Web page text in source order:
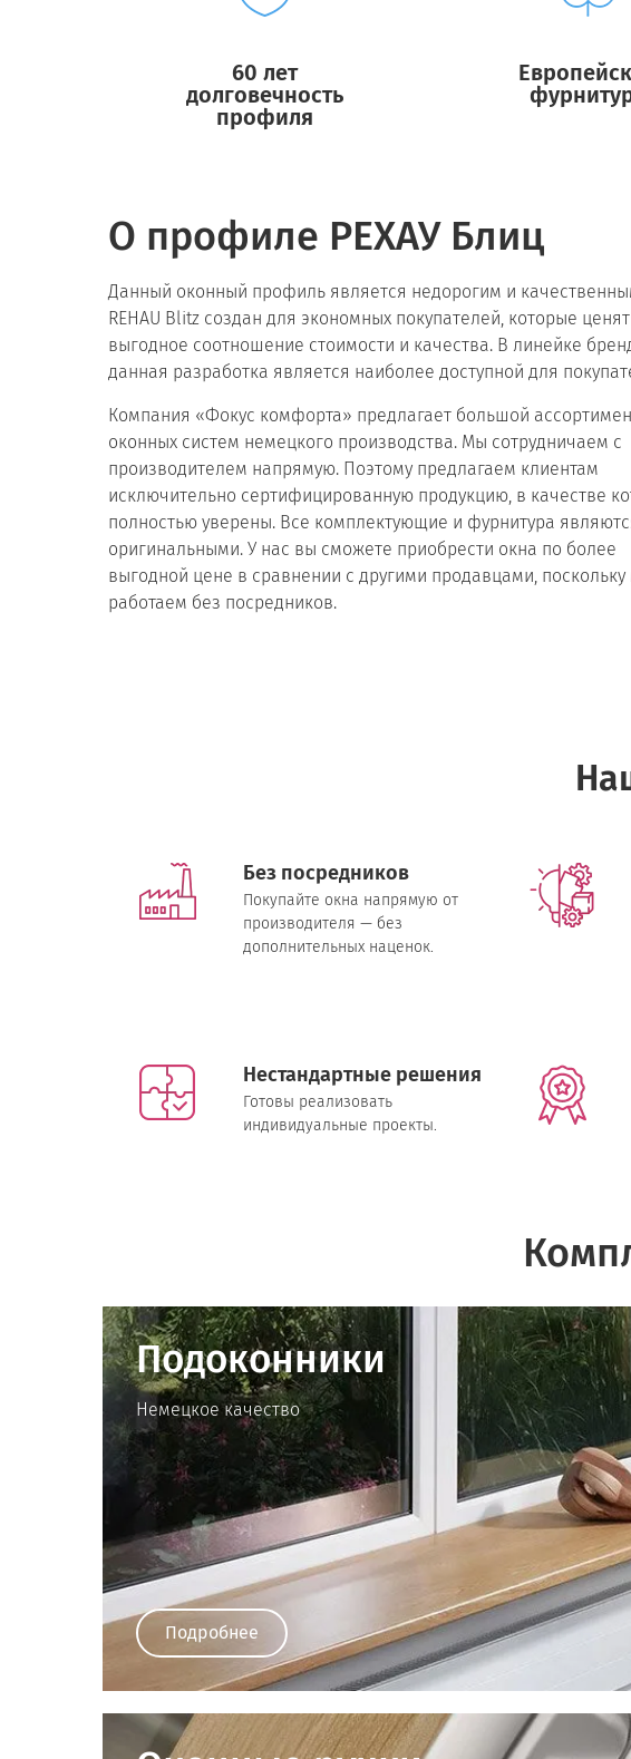
60 лет
долговечность
профиля
О профиле РЕХАУ Блиц
Данный оконный профиль является недорогим и
REHAU Blitz создан для экономных покупателей, которые ценят
выгодное соотношение стоимости и качества. В линейке
данная разработка является наиболее доступной для
Компания «Фокус комфорта» предлагает большой
оконных систем немецкого производства. Мы сотрудничаем с
производителем напрямую. Поэтому предлагаем клиентам
исключительно сертифицированную продукцию, в качестве
полностью уверены. Все комплектующие и фурнитура
оригинальными. У нас вы сможете приобрести окна по более
выгодной цене в сравнении с другими продавцами,
работаем без посредников.
Без посредников
Покупайте окна напрямую от
производителя — без
дополнительных наценок.
Нестандартные решения
Готовы реализовать
индивидуальные проекты.
Подоконники
Немецкое качество
Подробнее